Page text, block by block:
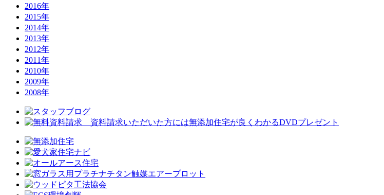
2016年
2015年
2014年
2013年
2012年
2011年
2010年
2009年
2008年